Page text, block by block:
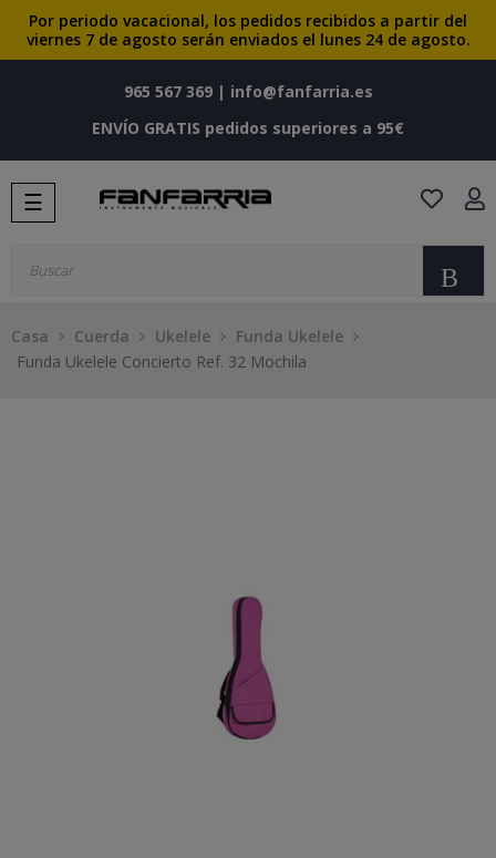
Por periodo vacacional, los pedidos recibidos a partir del
viernes 7 de agosto serán enviados el lunes 24 de agosto.
965 567 369| info@fanfarria.es
ENVÍO GRATIS pedidos superiores a 95€
Navegación
de
☰
Casa Cuerda Ukelele
Funda Ukelele
Funda Ukelele Concierto Ref. 32 Mochila